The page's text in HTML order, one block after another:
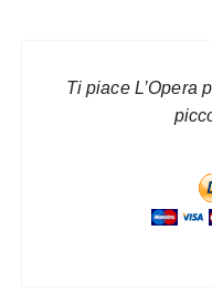
Ti piace L’Opera